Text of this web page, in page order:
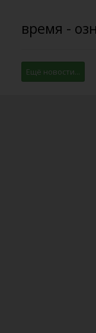
время -
Ещё новости...